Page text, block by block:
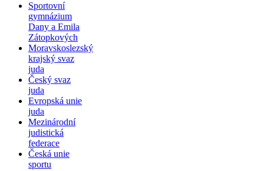
Sportovní
gymnázium
Dany a Emila
Zátopkových
Moravskoslezský
krajský svaz
juda
Český svaz
juda
Evropská unie
juda
Mezinárodní
judistická
federace
Česká unie
sportu